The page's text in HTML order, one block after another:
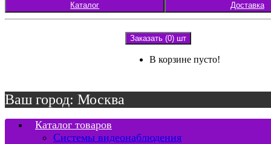
Каталог Доставка
Заказать (0) шт
В корзине пусто!
Ваш город: Москва
Каталог товаров
Системы видеонаблюдения